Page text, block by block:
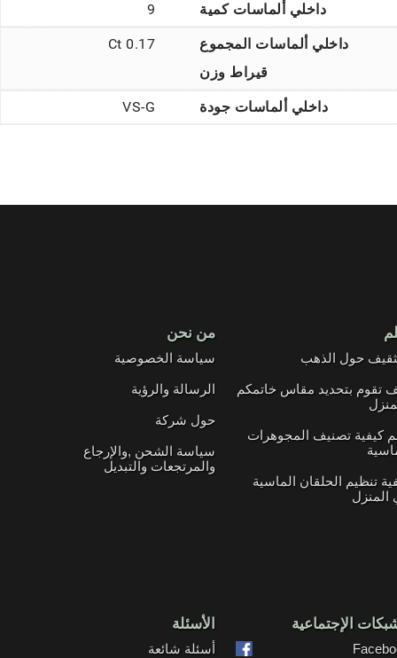
داخلي ألماسات كمية 9
داخلي ألماسات المجموع
قيراط وزن
0.17 Ct
داخلي ألماسات جودة VS-G
من نحن
سياسة الخصوصية
الرسالة والرؤية
حول شركة
سياسة الشحن ,والإرجاع
والمرتجعات والتبديل
حول الذهب
تقوم بتحديد مقاس خاتمكم
كيفية تصنيف المجوهرات
تنظيم الحلقان الماسية
المنزل
الأسئلة
أسئلة شائعة
الإجتماعية